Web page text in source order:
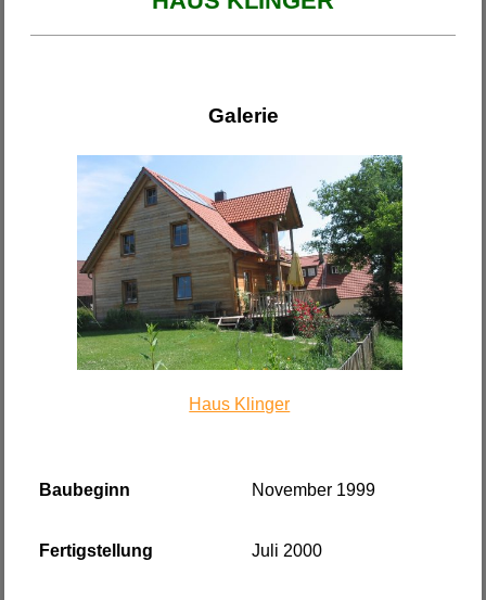
Galerie
Haus Klinger
Baubeginn November 1999
Fertigstellung Juli 2000